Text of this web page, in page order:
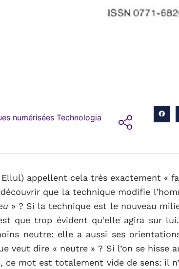
numérisées Technologia
appellent cela très exactement «
que la technique modifie
» ? Si la technique est le nouveau
que trop évident qu’elle agira sur
neutre: elle a aussi ses
veut dire « neutre » ? Si l’on se hisse
ce mot est totalement vide de sens: il